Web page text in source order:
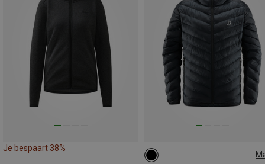
Je bespaart 38%
M